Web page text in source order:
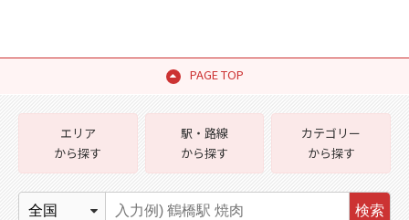
PAGE TOP
エリア
から探す
駅・路線
から探す
カテゴリー
から探す
検索